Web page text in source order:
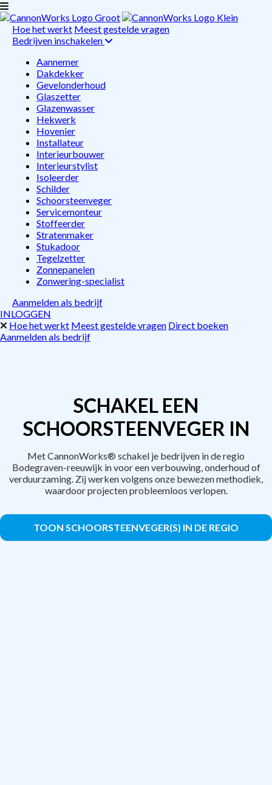
Hoe het werkt Meest gestelde vragen
Bedrijven inschakelen
Aannemer
Dakdekker
Gevelonderhoud
Glaszetter
Glazenwasser
Hekwerk
Hovenier
Installateur
Interieurbouwer
Interieurstylist
Isoleerder
Schilder
Schoorsteenveger
Servicemonteur
Stoffeerder
Stratenmaker
Stukadoor
Tegelzetter
Zonnepanelen
Zonwering-specialist
Aanmelden als bedrijf
INLOGGEN
Hoe het werkt Meest gestelde vragen Direct boeken
Aanmelden als bedrijf
SCHAKEL EEN
SCHOORSTEENVEGER IN
Met CannonWorks® schakel je bedrijven in de regio
Bodegraven-reeuwijk in voor een verbouwing, onderhoud of
verduurzaming. Zij werken volgens onze bewezen methodiek,
waardoor projecten probleemloos verlopen.
TOON SCHOORSTEENVEGER(S) IN DE REGIO